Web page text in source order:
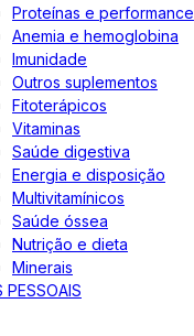
Proteínas e performance
Anemia e hemoglobina
Imunidade
Outros suplementos
Fitoterápicos
Vitaminas
Saúde digestiva
Energia e disposição
Multivitamínicos
Saúde óssea
Nutrição e dieta
Minerais
PESSOAIS